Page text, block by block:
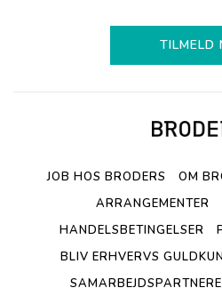
TILMELD
JOB HOS BRODERS OM
ARRANGEMENTER
HANDELSBETINGELSER
BLIV ERHVERVS
SAMARBEJDSPARTNERE